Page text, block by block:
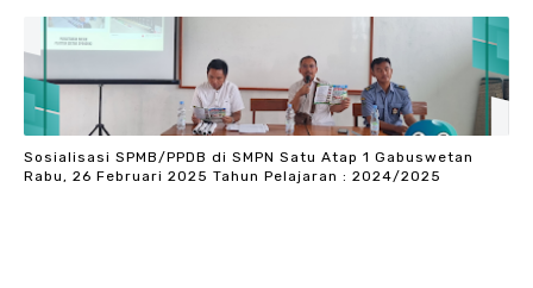
Sosialisasi SPMB/PPDB di SMPN Satu Atap 1 Gabuswetan
Rabu, 26 Februari 2025 Tahun Pelajaran : 2024/2025